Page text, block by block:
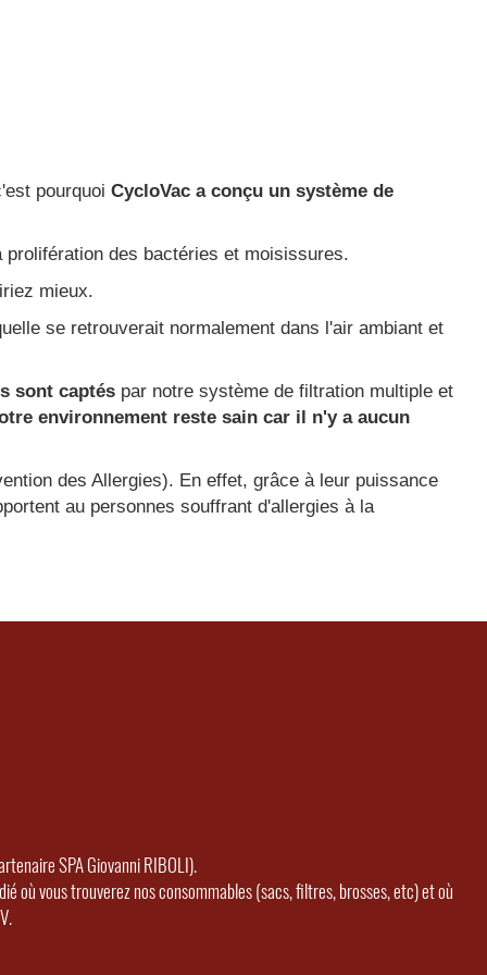
pourquoi CycloVac a conçu un système de
des bactéries et moisissures.
mieux.
se retrouverait normalement dans l'air ambiant et
sont captéspar notre système de filtration multiple et
environnement reste sain car il n'y a aucun
des Allergies). En effet, grâce à leur puissance
au personnes souffrant d'allergies à la
SPA Giovanni RIBOLI).
où vous trouverez nos consommables (sacs, filtres, brosses, etc) et où